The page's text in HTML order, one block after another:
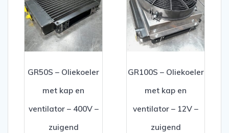
GR50S – Oliekoeler
met kap en
ventilator – 400V –
zuigend
GR100S – Oliekoeler
met kap en
ventilator – 12V –
zuigend